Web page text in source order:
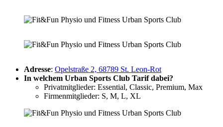
Adresse: Opelstraße 2, 68789 St. Leon-Rot
In welchem Urban Sports Club Tarif dabei?
Privatmitglieder: Essential, Classic, Premium, Max
Firmenmitglieder: S, M, L, XL